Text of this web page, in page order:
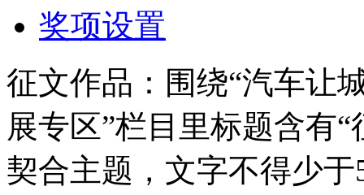
奖项设置
征文作品：围绕“汽车让
展专区”栏目里标题含有
契合主题，文字不得少